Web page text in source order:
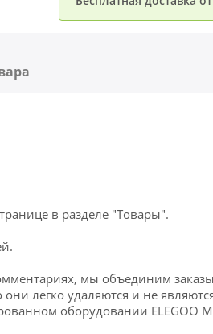
в разделе "Товары".
мы объединим
легко удаляются и не
оборудовании ELEGOO